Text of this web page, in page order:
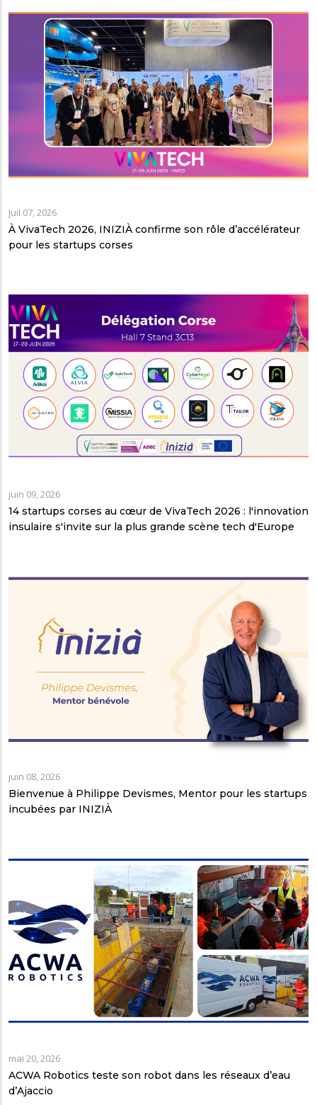
Juil 07, 2026
À VivaTech 2026, INIZIÀ confirme son rôle d’accélérateur
pour les startups corses
juin 09, 2026
14 startups corses au cœur de VivaTech 2026 : l'innovation
insulaire s'invite sur la plus grande scène tech d'Europe
juin 08, 2026
Bienvenue à Philippe Devismes, Mentor pour les startups
incubées par INIZIÀ
mai 20, 2026
ACWA Robotics teste son robot dans les réseaux d’eau
d’Ajaccio